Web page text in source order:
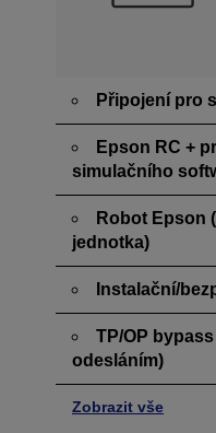
Připojení pro
Epson RC +
simulačního
Robot Epson
jednotka)
Instalační/
TP/OP
odesláním)
Zobrazit vše